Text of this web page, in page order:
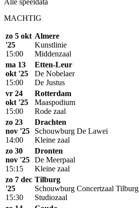
Alle speeldata
MACHTIG
zo 5 okt
'25
15:00
Almere
Kunstlinie
Middenzaal
ma 13
okt '25
15:00
Etten-Leur
De Nobelaer
De Justus
vr 24
okt '25
15:00
Rotterdam
Maaspodium
Rode zaal
zo 23
nov '25
14:00
Drachten
Schouwburg De Lawei
Kleine zaal
zo 30
nov '25
15:15
Dronten
De Meerpaal
Kleine zaal
zo 7 dec
'25
15:30
Tilburg
Schouwburg Concertzaal Tilburg
Studiozaal